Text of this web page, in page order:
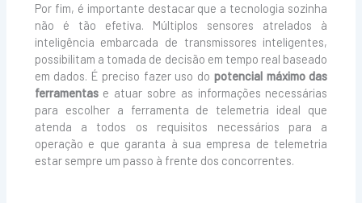
Por fim, é importante destacar que a tecnologia sozinha
não é tão efetiva. Múltiplos sensores atrelados à
inteligência embarcada de transmissores inteligentes,
possibilitam a tomada de decisão em tempo real baseado
em dados. É preciso fazer uso do potencial máximo das
ferramentas e atuar sobre as informações necessárias
para escolher a ferramenta de telemetria ideal que
atenda a todos os requisitos necessários para a
operação e que garanta à sua empresa de telemetria
estar sempre um passo à frente dos concorrentes.